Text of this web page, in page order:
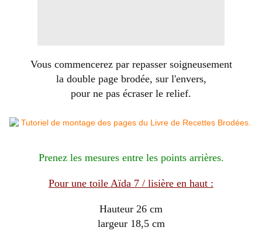
Vous commencerez par repasser soigneusement
la double page brodée, sur l'envers,
pour ne pas écraser le relief.
Prenez les mesures entre les points arrières.
Pour une toile Aïda 7 / lisière en haut :
Hauteur 26 cm
largeur 18,5 cm